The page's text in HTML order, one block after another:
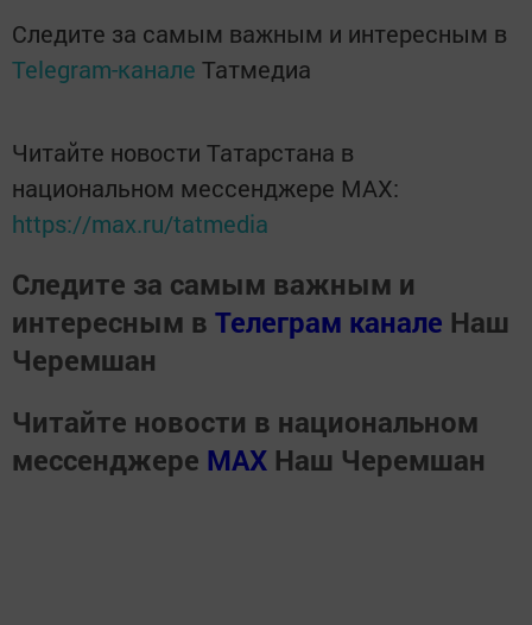
Следите за самым важным и интересным в
Telegram-канале Татмедиа
Читайте новости Татарстана в
национальном мессенджере MАХ:
https://max.ru/tatmedia
Следите за самым важным и
интересным в Телеграм канале Наш
Черемшан
Читайте новости в национальном
мессенджере MАХ Наш Черемшан